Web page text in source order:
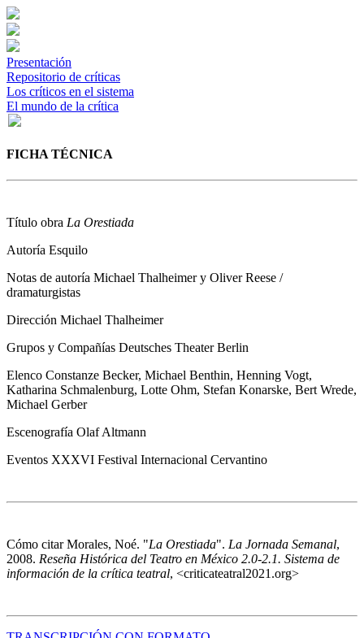
Presentación
Repositorio de críticas
Los críticos en el sistema
El mundo de la crítica
FICHA TÉCNICA
Título obra La Orestiada
Autoría Esquilo
Notas de autoría Michael Thalheimer y Oliver Reese /
dramaturgistas
Dirección Michael Thalheimer
Grupos y Compañías Deutsches Theater Berlin
Elenco Constanze Becker, Michael Benthin, Henning Vogt,
Katharina Schmalenburg, Lotte Ohm, Stefan Konarske, Bert Wrede,
Michael Gerber
Escenografía Olaf Altmann
Eventos XXXVI Festival Internacional Cervantino
Cómo citarMorales, Noé. "La Orestiada". La Jornada Semanal,
2008. Reseña Histórica del Teatro en México 2.0-2.1. Sistema de
información de la crítica teatral, <criticateatral2021.org>